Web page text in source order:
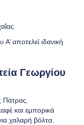
αποτελεί ιδανική
Γεωργίου
Πάτρας.
και εμπορικά
χαλαρή βόλτα.